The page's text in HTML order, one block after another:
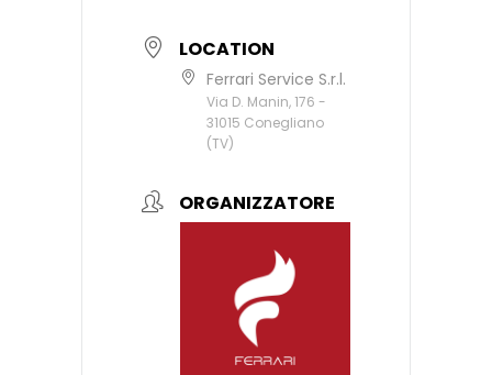
LOCATION
Ferrari Service S.r.l.
Via D. Manin, 176 -
31015 Conegliano
(TV)
ORGANIZZATORE